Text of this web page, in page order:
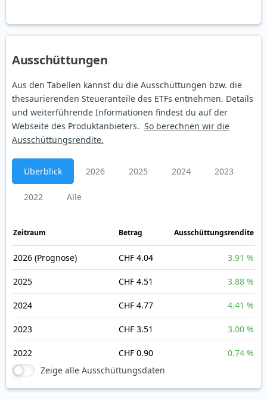
Aus­schüt­tungen
Aus den Tabellen kannst du die Ausschüttungen bzw. die
thesaurierenden Steueranteile des ETFs entnehmen. Details
und weiterführende Informationen findest du auf der
Webseite des Produktanbieters. So berechnen wir die
Ausschüttungsrendite.
Überblick 2026 2025 2024 2023
2022 Alle
Zeitraum Betrag Ausschüttungsrendite
2026 (Prognose) CHF 4.04 3.91 %
2025 CHF 4.51 3.88 %
2024 CHF 4.77 4.41 %
2023 CHF 3.51 3.00 %
2022 CHF 0.90
0.74 %
Zeige alle Ausschüttungsdaten